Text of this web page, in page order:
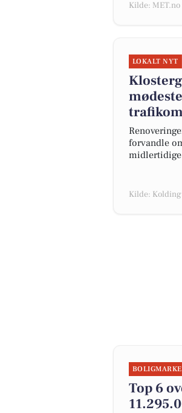
Kilde: MET.no
LOKALT NYT
forvandle
Kilde:
Top 6